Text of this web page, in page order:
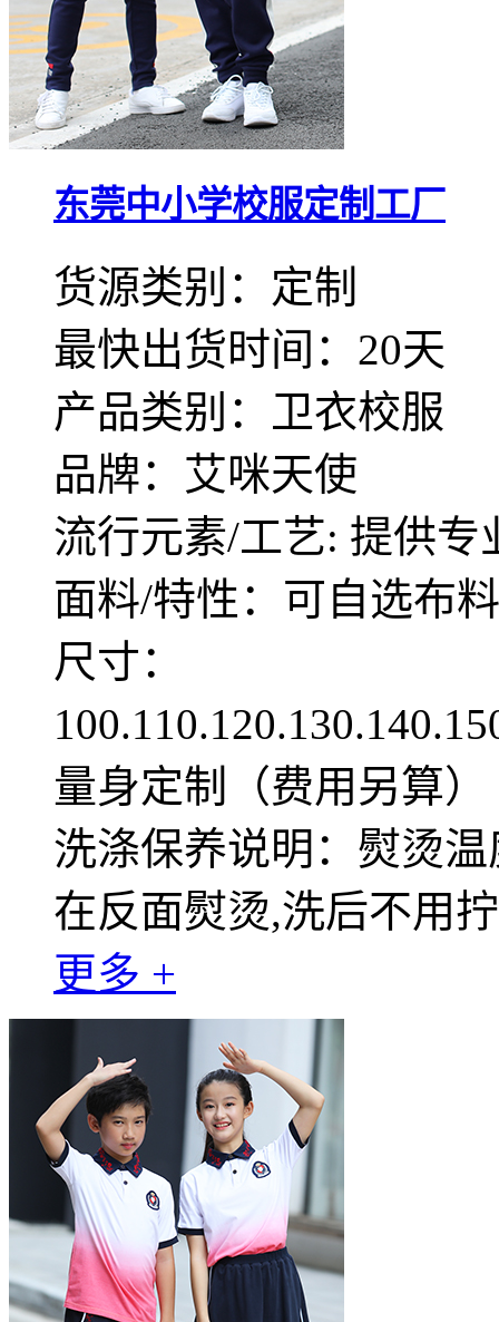
东莞中小学校服定制工厂
货源类别：定制
最快出货时间：20天
产品类别：卫衣校服
品牌：艾咪天使
流行元素/工艺: 提供专
面料/特性：可自选布料
尺寸：
量身定制（费用另算）
洗涤保养说明：熨烫
在反面熨烫,洗后不用
更多 +